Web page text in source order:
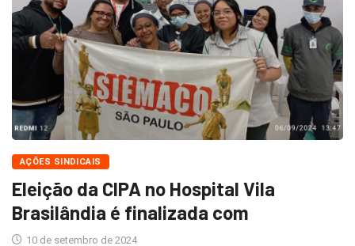
AÇÕES SINDICAIS
Eleição da CIPA no Hospital Vila
Brasilândia é finalizada com
10 de setembro de 2024